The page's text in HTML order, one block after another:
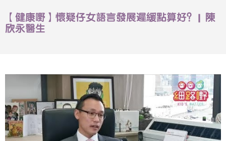
【健康嘢】懷疑仔女語言發展遲緩點算好？| 陳
欣永醫生